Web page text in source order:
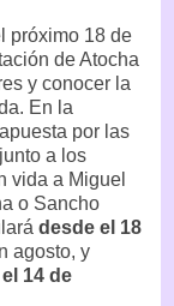
próximo 18 de
de Atocha
y conocer la
En la
por las
a los
vida a Miguel
o Sancho
desde el 18
agosto, y
14 de